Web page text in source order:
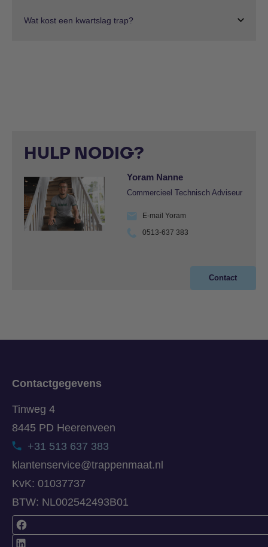
Wat kost een kwartslag trap?
HULP NODIG?
Yoram Nanne
Commercieel Technisch Adviseur
E-mail Yoram
0513-637 383
Contact
Contactgegevens
Tinweg 4
8445 PD Heerenveen
+31 513 637 383
klantenservice@trappenmaat.nl
KvK: 01037737
BTW: NL002542493B01